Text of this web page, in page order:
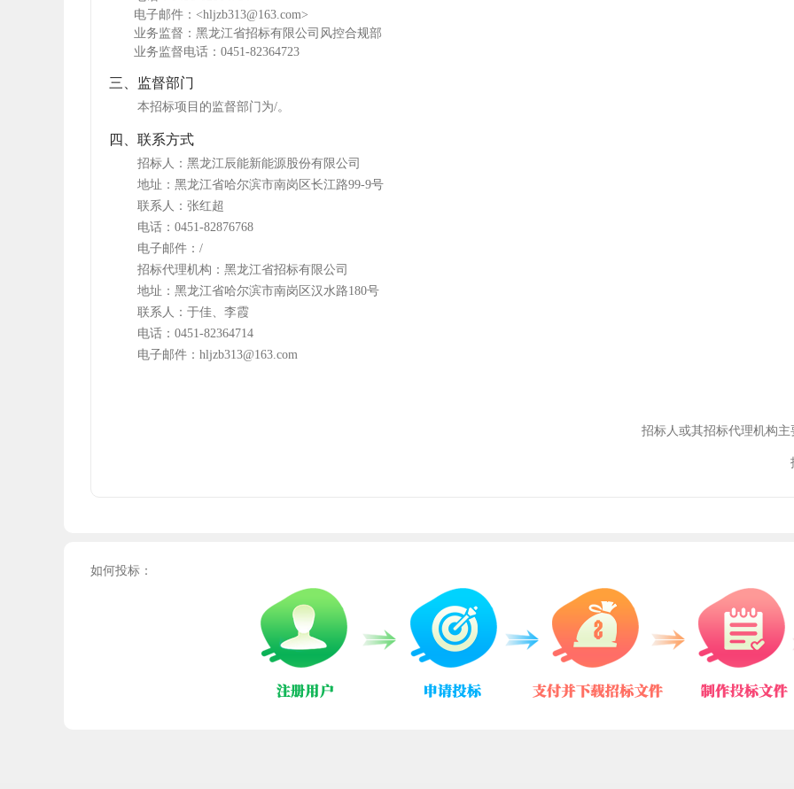
电子邮件： <hljzb313@163.com>
业务监督：黑龙江省招标有限公司风控合规部
业务监督电话： 0451-82364723
三、监督部门
本招标项目的监督部门为/。
四、联系方式
招标人： 黑龙江辰能新能源股份有限公司
地址： 黑龙江省哈尔滨市南岗区长江路99-9号
联系人： 张红超
电话： 0451-82876768
电子邮件： /
招标代理机构： 黑龙江省招标有限公司
地址： 黑龙江省哈尔滨市南岗区汉水路180号
联系人： 于佳、李霞
电话： 0451-82364714
电子邮件： hljzb313@163.com
招标人或其招标代理机构
如何投标：